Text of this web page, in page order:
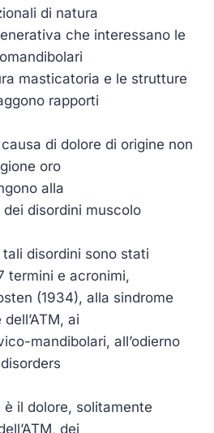
di natura
che interessano le
masticatoria e le strutture
rapporti
di dolore di origine non
oro
alla
disordini muscolo
disordini sono stati
termini e acronimi,
(1934), alla sindrome
ai
mandibolari, all’odierno
il dolore, solitamente
dei